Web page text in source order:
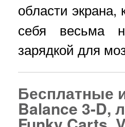
области экрана,
себя весьма
зарядкой для
Бесплатные
Balance 3-D,